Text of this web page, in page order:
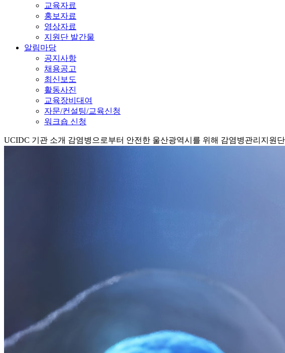
교육자료
홍보자료
영상자료
지원단 발간물
알림마당
공지사항
채용공고
최신보도
활동사진
교육장비대여
자문/컨설팅/교육신청
워크숍 신청
UCIDC 기관 소개 감염병으로부터 안전한 울산광역시를 위해 감염병관리지원